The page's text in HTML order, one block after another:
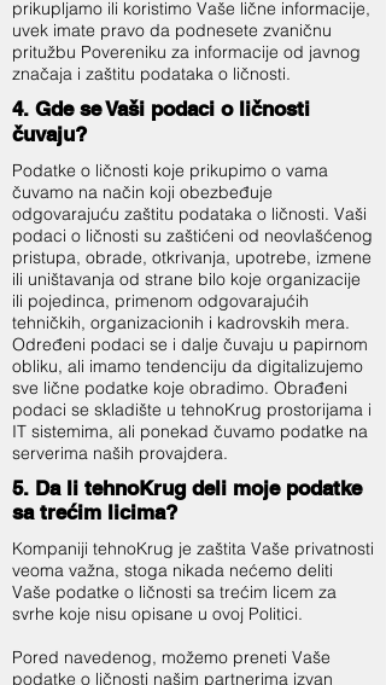
prikupljamo ili koristimo Vaše lične informacije,
uvek imate pravo da podnesete zvaničnu
pritužbu Povereniku za informacije od javnog
značaja i zaštitu podataka o ličnosti.
4. Gde se Vaši podaci o ličnosti
čuvaju?
Podatke o ličnosti koje prikupimo o vama
čuvamo na način koji obezbeđuje
odgovarajuću zaštitu podataka o ličnosti. Vaši
podaci o ličnosti su zaštićeni od neovlašćenog
pristupa, obrade, otkrivanja, upotrebe, izmene
ili uništavanja od strane bilo koje organizacije
ili pojedinca, primenom odgovarajućih
tehničkih, organizacionih i kadrovskih mera.
Određeni podaci se i dalje čuvaju u papirnom
obliku, ali imamo tendenciju da digitalizujemo
sve lične podatke koje obradimo. Obrađeni
podaci se skladište u tehnoKrug prostorijama i
IT sistemima, ali ponekad čuvamo podatke na
serverima naših provajdera.
5. Da li tehnoKrug deli moje podatke
sa trećim licima?
Kompaniji tehnoKrug je zaštita Vaše privatnosti
veoma važna, stoga nikada nećemo deliti
Vaše podatke o ličnosti sa trećim licem za
svrhe koje nisu opisane u ovoj Politici.
Pored navedenog, možemo preneti Vaše
podatke o ličnosti našim partnerima izvan